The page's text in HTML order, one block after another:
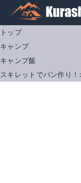
トップ
キャンプ
キャンプ飯
スキレットでパン作り